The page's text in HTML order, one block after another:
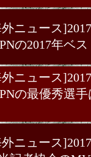
リード
失明騒動ゾ
[海外ニュー
ESPNの2017